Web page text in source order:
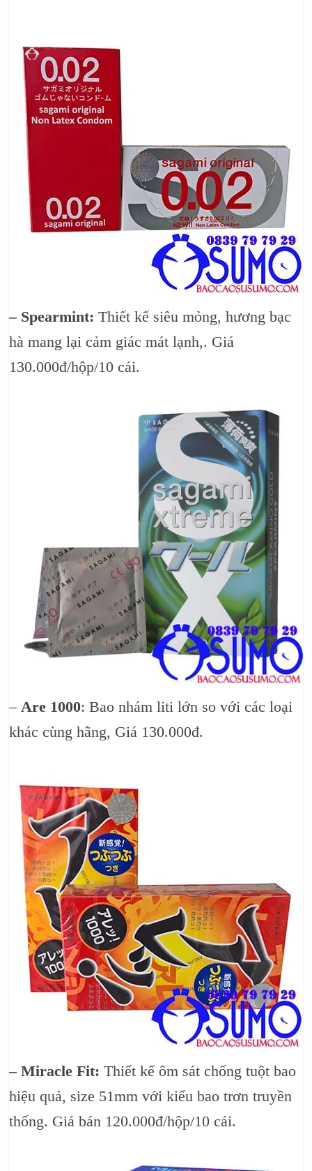
– Spearmint: Thiết kế siêu mỏng, hương bạc
hà mang lại cảm giác mát lạnh,. Giá
130.000đ/hộp/10 cái.
–Are 1000: Bao nhám liti lớn so với các loại
khác cùng hãng, Giá 130.000đ.
– Miracle Fit:Thiết kế ôm sát chống tuột bao
hiệu quả, size 51mm với kiểu bao trơn truyền
thống. Giá bán 120.000đ/hộp/10 cái.